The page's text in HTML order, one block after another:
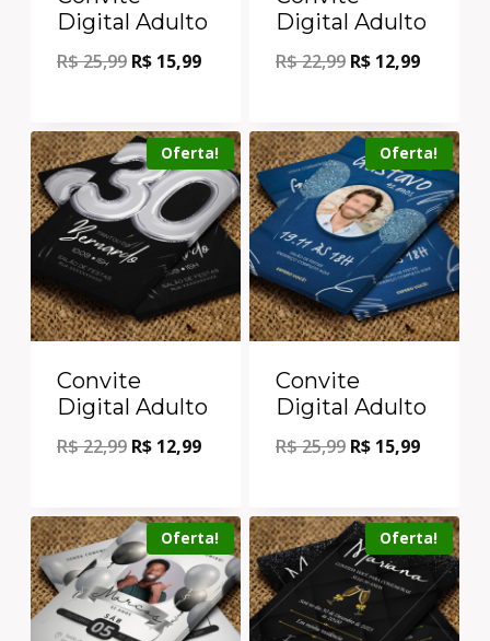
Digital Adulto
R$25,99 R$ 15,99
Digital Adulto
R$22,99 R$ 12,99
Oferta!
Convite
Digital Adulto
R$22,99 R$ 12,99
Oferta!
Convite
Digital Adulto
R$25,99 R$ 15,99
Oferta! Oferta!